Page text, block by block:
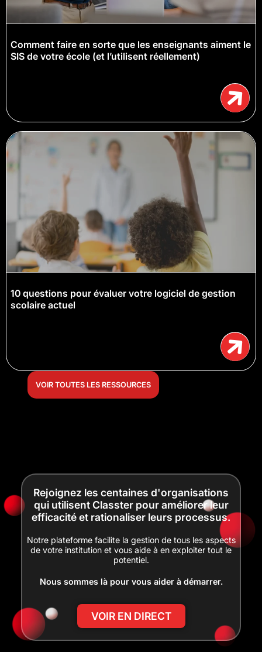
Comment faire en sorte que les enseignants aiment le
SIS de votre école (et l’utilisent réellement)
10 questions pour évaluer votre logiciel de gestion
scolaire actuel
VOIR TOUTES LES RESSOURCES
Rejoignez les centaines d'organisations
qui utilisent Classter pour améliorer leur
efficacité et rationaliser leurs processus.
Notre plateforme facilite la gestion de tous les aspects
de votre institution et vous aide à en exploiter tout le
potentiel.
Nous sommes là pour vous aider à démarrer.
VOIR EN DIRECT